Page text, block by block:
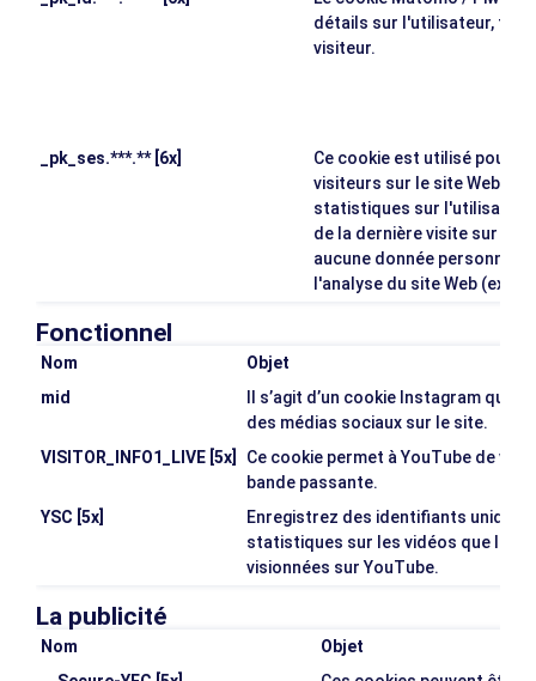
détails sur l'utilisateur, tels
visiteur.
_pk_ses.***.** [6x]
Ce cookie est utilisé pour
visiteurs sur le site Web. Il
statistiques sur l'utilisation
de la dernière visite sur le
aucune donnée
l'analyse du site Web
Fonctionnel
Nom
Objet
mid
Il s’agit d’un cookie Instagram qui
des médias sociaux sur le site.
VISITOR_INFO1_LIVE [5x]
Ce cookie permet à YouTube de
bande passante.
YSC [5x]
Enregistrez des identifiants
statistiques sur les vidéos que les
visionnées sur YouTube.
La publicité
Nom
Objet